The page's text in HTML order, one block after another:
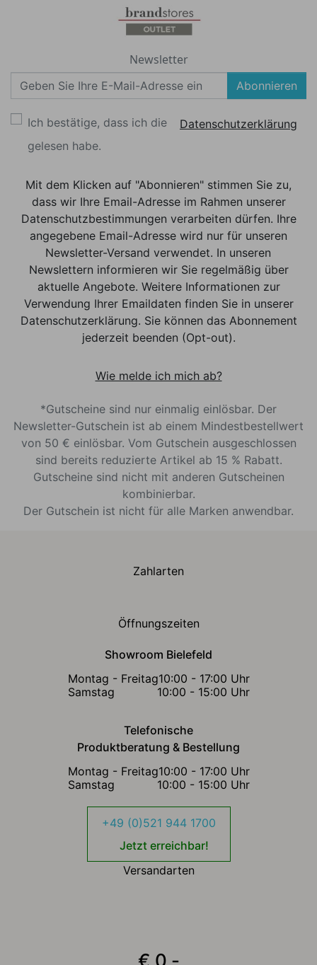
Newsletter
Abonnieren
Ich bestätige, dass ich die
Datenschutzerklärung
gelesen habe.
Mit dem Klicken auf "Abonnieren" stimmen Sie zu,
dass wir Ihre Email-Adresse im Rahmen unserer
Datenschutzbestimmungen verarbeiten dürfen. Ihre
angegebene Email-Adresse wird nur für unseren
Newsletter-Versand verwendet. In unseren
Newslettern informieren wir Sie regelmäßig über
aktuelle Angebote. Weitere Informationen zur
Verwendung Ihrer Emaildaten finden Sie in unserer
Datenschutzerklärung. Sie können das Abonnement
jederzeit beenden (Opt-out).
Wie melde ich mich ab?
*Gutscheine sind nur einmalig einlösbar. Der
Newsletter-Gutschein ist ab einem Mindestbestellwert
von 50 € einlösbar. Vom Gutschein ausgeschlossen
sind bereits reduzierte Artikel ab 15 % Rabatt.
Gutscheine sind nicht mit anderen Gutscheinen
kombinierbar.
Der Gutschein ist nicht für alle Marken anwendbar.
Zahlarten
Öffnungszeiten
Showroom Bielefeld
Montag - Freitag10:00 - 17:00 Uhr
Samstag
10:00 - 15:00 Uhr
Telefonische
Produktberatung & Bestellung
Montag - Freitag10:00 - 17:00 Uhr
Samstag
10:00 - 15:00 Uhr
+49 (0)521 944 1700
Jetzt erreichbar!
Versandarten
€ 0,-